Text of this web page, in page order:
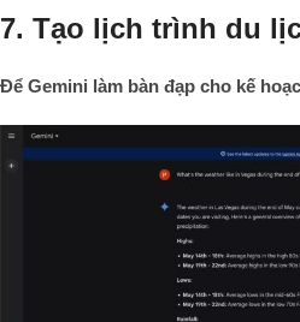
7. Tạo lịch trình du
Để Gemini làm bàn đạp cho kế